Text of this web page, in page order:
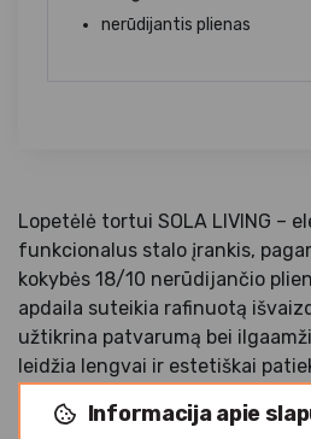
Informacija apie
nerūdijantis plienas
Lopetėlė tortui SOLA LIVING –
funkcionalus stalo įrankis,
kokybės 18/10 nerūdijančio
apdaila suteikia rafinuotą
užtikrina patvarumą bei
leidžia lengvai ir estetiškai
idealiai pritaikyta tiek namams,